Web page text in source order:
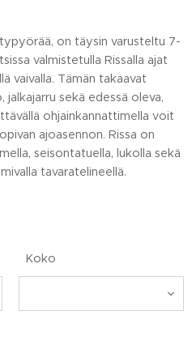
on täysin varusteltu 7-
valmistetulla Rissalla ajat
vaivalla. Tämän takaavat
sekä edessä oleva,
ohjainkannattimella voit
ajoasennon. Rissa on
seisontatuella, lukolla sekä
tavaratelineellä.
Koko